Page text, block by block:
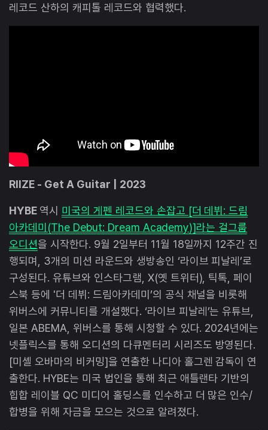
레코드 산하의 캐피톨 레코드와 협력했다.
RIIZE - Get A Guitar | 2023
HYBE 역시 미국의 게펜 레코드와 손잡고 [더 데뷔: 드림
아카데미(The Debut: Dream Academy)]라는 걸그룹
오디션을 시작한다. 9월 2일부터 11월 18일까지 12주간 진
행되며, 3개의 미션 라운드와 생방송인 ‘라이브 피날레’로
구성된다. 유튜브와 인스타그램, X(옛 트위터), 틱톡, 페이
스북 등에 '더 데뷔: 드림아카데미’의 공식 채널을 비롯해
위버스에 커뮤니티를 개설했다. ‘라이브 피날레’는 유튜브,
일본 ABEMA, 위버스를 통해 시청할 수 있다. 2024년에는
넷플릭스를 통해 오디션의 다큐멘터리 시리즈도 방영된다.
[미셸 오바마의 비커밍]을 연출한 나디아 홀그렌 감독이 연
출한다. HYBE는 미국 법인을 통해 최근 애틀랜타 기반의
힙합 레이블 QC 미디어 홀딩스를 인수하고 더 많은 인수/
합병을 위해 자금을 모으는 것으로 알려졌다.